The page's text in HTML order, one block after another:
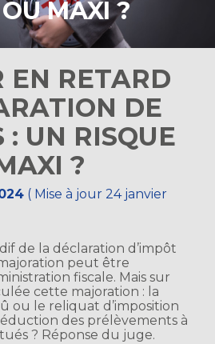
MAXI ?
EN RETARD
DE
: UN RISQUE
?
( Mise à jour 24 janvier
de la déclaration d’impôt
peut être
fiscale. Mais sur
cette majoration : la
ou le reliquat d’imposition
des prélèvements à
? Réponse du juge.